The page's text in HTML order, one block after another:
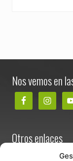
Nos vemos en
Otros enlaces